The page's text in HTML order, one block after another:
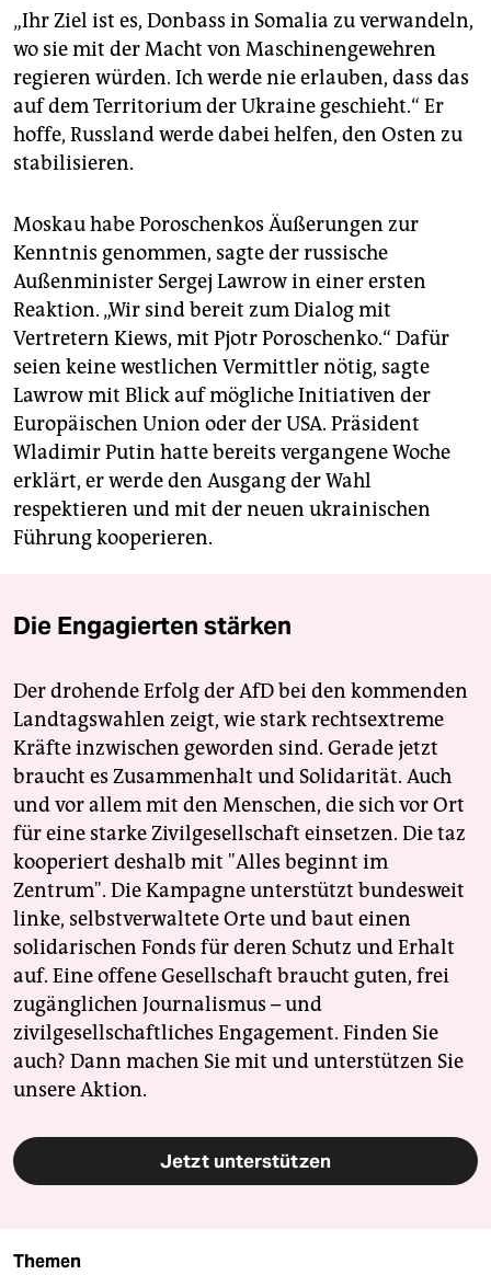
„Ihr Ziel ist es, Donbass in Somalia zu verwandeln,
wo sie mit der Macht von Maschinengewehren
regieren würden. Ich werde nie erlauben, dass das
auf dem Territorium der Ukraine geschieht.“ Er
hoffe, Russland werde dabei helfen, den Osten zu
stabilisieren.
Moskau habe Poroschenkos Äußerungen zur
Kenntnis genommen, sagte der russische
Außenminister Sergej Lawrow in einer ersten
Reaktion. „Wir sind bereit zum Dialog mit
Vertretern Kiews, mit Pjotr Poroschenko.“ Dafür
seien keine westlichen Vermittler nötig, sagte
Lawrow mit Blick auf mögliche Initiativen der
Europäischen Union oder der USA. Präsident
Wladimir Putin hatte bereits vergangene Woche
erklärt, er werde den Ausgang der Wahl
respektieren und mit der neuen ukrainischen
Führung kooperieren.
Die Engagierten stärken
Der drohende Erfolg der AfD bei den kommenden
Landtagswahlen zeigt, wie stark rechtsextreme
Kräfte inzwischen geworden sind. Gerade jetzt
braucht es Zusammenhalt und Solidarität. Auch
und vor allem mit den Menschen, die sich vor Ort
für eine starke Zivilgesellschaft einsetzen. Die taz
kooperiert deshalb mit "Alles beginnt im
Zentrum". Die Kampagne unterstützt bundesweit
linke, selbstverwaltete Orte und baut einen
solidarischen Fonds für deren Schutz und Erhalt
auf. Eine offene Gesellschaft braucht guten, frei
zugänglichen Journalismus – und
zivilgesellschaftliches Engagement. Finden Sie
auch? Dann machen Sie mit und unterstützen Sie
unsere Aktion.
Jetzt unterstützen
Themen